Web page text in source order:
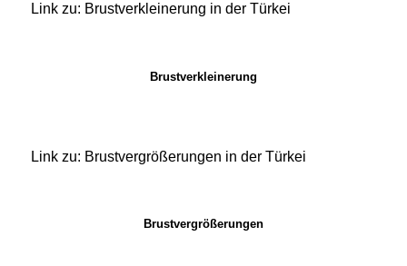
Link zu: Brustverkleinerung in der Türkei
Brustverkleinerung
Link zu: Brustvergrößerungen in der Türkei
Brustvergrößerungen